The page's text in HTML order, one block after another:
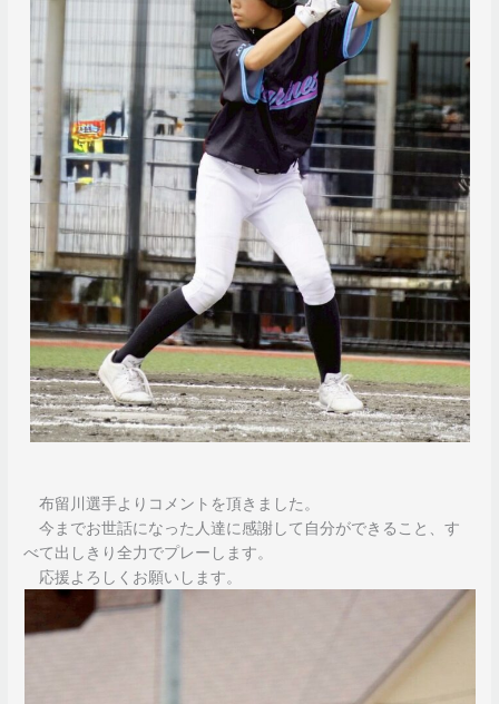
布留川選手よりコメントを頂きました。
今までお世話になった人達に感謝して自分ができること、す
べて出しきり全力でプレーします。
応援よろしくお願いします。